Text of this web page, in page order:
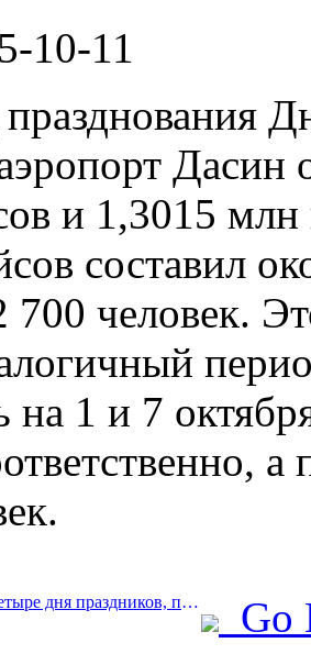
10-11
и 1,3015
составил
700 человек.
на 1 и 7
Prev:За первые четыре дня праздников, посвященных Празднику середины осени и Дню независимости, Шанхай посетили более 15,11 млн туристов, что на 20% больше, чем годом ранее.
Go